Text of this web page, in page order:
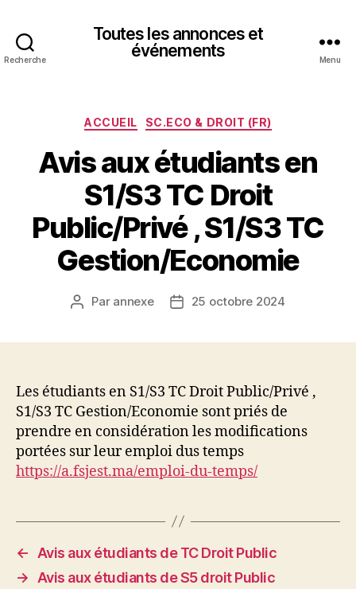
Recherche
Toutes les annonces et
événements
Menu
Catégories
ACCUEIL SC.ECO & DROIT (FR)
Avis aux étudiants en
S1/S3 TC Droit
Public/Privé , S1/S3 TC
Gestion/Economie
Auteur
Par annexe
Date25 octobre 2024
Les étudiants en S1/S3 TC Droit Public/Privé ,
S1/S3 TC Gestion/Economie sont priés de
prendre en considération les modifications
portées sur leur emploi dus temps
https://a.fsjest.ma/emploi-du-temps/
←
Avis aux étudiants de TC Droit Public
→
Avis aux étudiants de S5 droit Public